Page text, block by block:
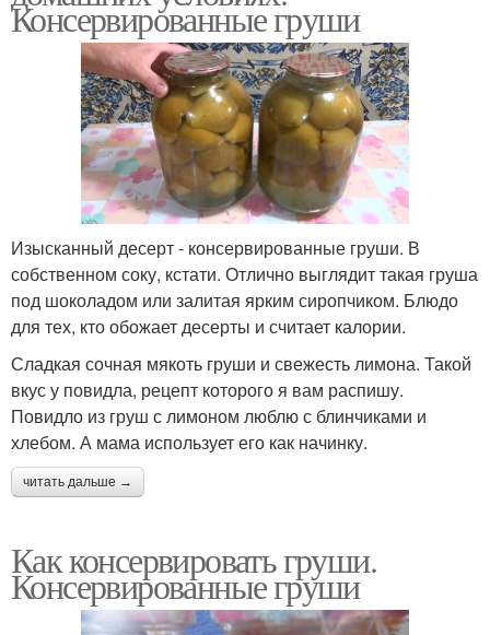
Консервированные груши
Изысканный десерт - консервированные груши. В
собственном соку, кстати. Отлично выглядит такая груша
под шоколадом или залитая ярким сиропчиком. Блюдо
для тех, кто обожает десерты и считает калории.
Сладкая сочная мякоть груши и свежесть лимона. Такой
вкус у повидла, рецепт которого я вам распишу.
Повидло из груш с лимоном люблю с блинчиками и
хлебом. А мама использует его как начинку.
читать дальше →
Как консервировать груши.
Консервированные груши